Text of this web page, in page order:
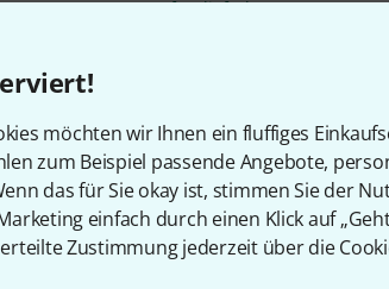
möchten wir Ihnen ein fluffiges
zum Beispiel passende Angebote,
das für Sie okay ist, stimmen Sie der
einfach durch einen Klick auf
Zustimmung jederzeit über die
Sofort lieferbar
48
bestehend aus Gigbag,
Plektrenset
mit 5 mm Polsterung
aus wetterfesten